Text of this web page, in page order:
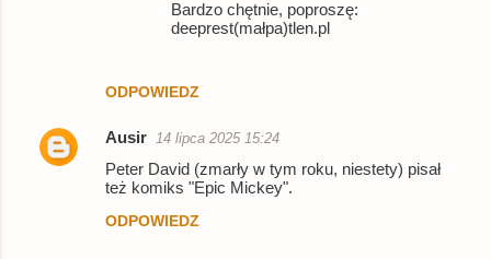
ODPOWIEDZ
Bardzo chętnie, poproszę:
deeprest(małpa)tlen.pl
Ausir 14 lipca 2025 15:24
Peter David (zmarły w tym roku, niestety) pisał
też komiks "Epic Mickey".
ODPOWIEDZ